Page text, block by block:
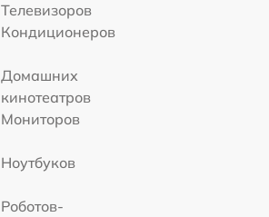
Телевизоров
Кондиционеров
Домашних
кинотеатров
Мониторов
Ноутбуков
Роботов-